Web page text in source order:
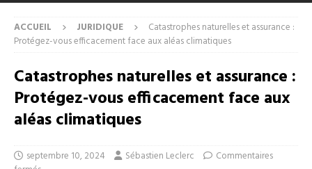
ACCUEIL JURIDIQUE
Catastrophes naturelles et assurance :
Protégez-vous efficacement face aux aléas climatiques
Catastrophes naturelles et assurance :
Protégez-vous efficacement face aux
aléas climatiques
septembre 10, 2024 Sébastien Leclerc
Commentaires